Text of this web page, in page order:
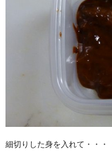
細切りした身を入れて・・・